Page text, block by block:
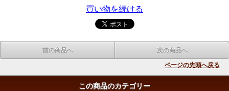
買い物を続ける
前の商品へ 次の商品へ
ページの先頭へ戻る
この商品のカテゴリー